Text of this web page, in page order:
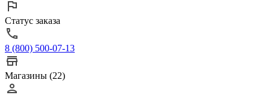
Статус заказа
8 (800) 500-07-13
Магазины (22)